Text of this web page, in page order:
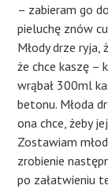
– zabieram go
pieluchę znów
Młody drze ryja,
że chce kaszę –
wrąbał 300ml
betonu. Młoda
ona chce, żeby
Zostawiam
zrobienie
po załatwieniu